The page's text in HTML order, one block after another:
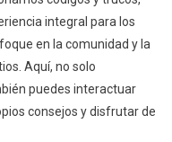
integral para los
en la comunidad y la
Aquí, no solo
puedes interactuar
consejos y disfrutar de